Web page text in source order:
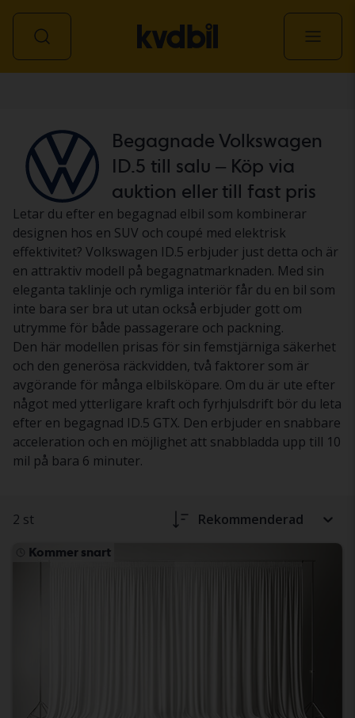
Begagnade Volkswagen
ID.5 till salu – Köp via
auktion eller till fast pris
Letar du efter en begagnad elbil som kombinerar
designen hos en SUV och coupé med elektrisk
effektivitet? Volkswagen ID.5 erbjuder just detta och är
en attraktiv modell på begagnatmarknaden. Med sin
eleganta taklinje och rymliga interiör får du en bil som
inte bara ser bra ut utan också erbjuder gott om
utrymme för både passagerare och packning.
Den här modellen prisas för sin femstjärniga säkerhet
och den generösa räckvidden, två faktorer som är
avgörande för många elbilsköpare. Om du är ute efter
något med ytterligare kraft och fyrhjulsdrift bör du leta
efter en begagnad ID.5 GTX. Den erbjuder en snabbare
acceleration och en möjlighet att snabbladda upp till 10
mil på bara 6 minuter.
2 st Rekommenderad
Kommer snart